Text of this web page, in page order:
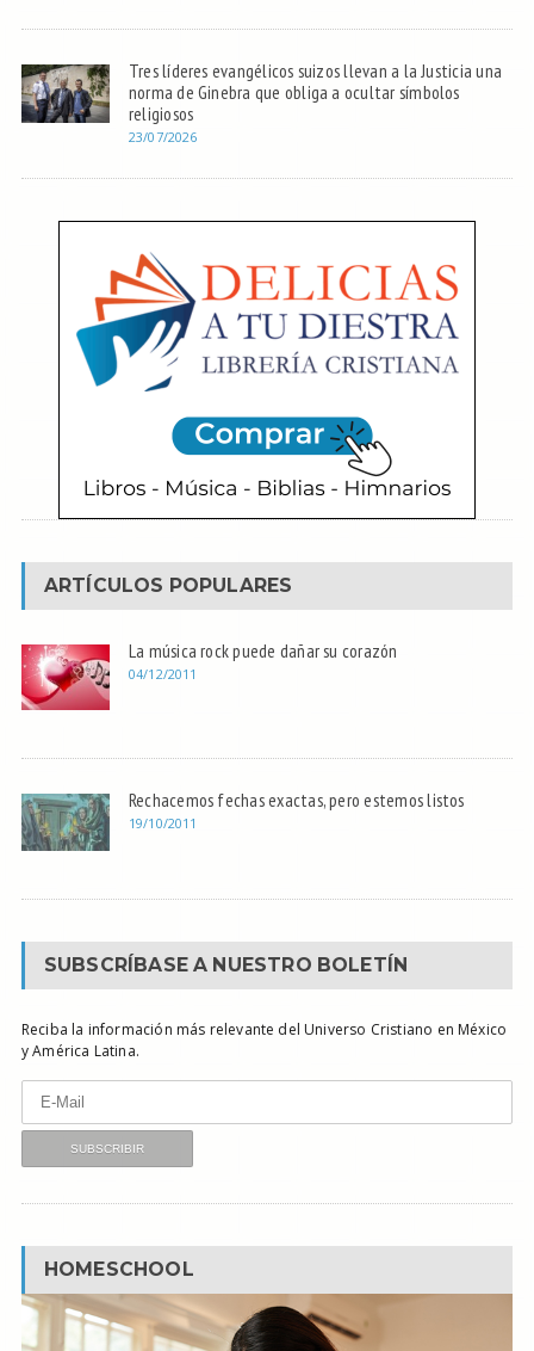
Tres líderes evangélicos suizos llevan a la Justicia una
norma de Ginebra que obliga a ocultar símbolos
religiosos
23/07/2026
ARTÍCULOS POPULARES
La música rock puede dañar su corazón
04/12/2011
Rechacemos fechas exactas, pero estemos listos
19/10/2011
SUBSCRÍBASE A NUESTRO BOLETÍN
Reciba la información más relevante del Universo Cristiano en México
y América Latina.
HOMESCHOOL